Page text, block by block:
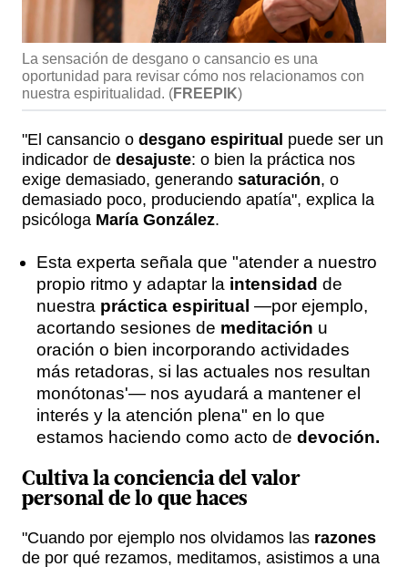
La sensación de desgano o cansancio es una
oportunidad para revisar cómo nos relacionamos con
nuestra espiritualidad. (FREEPIK)
"El cansancio o desgano espiritual puede ser un
indicador de desajuste: o bien la práctica nos
exige demasiado, generando saturación, o
demasiado poco, produciendo apatía", explica la
psicóloga María González.
Esta experta señala que "atender a nuestro
propio ritmo y adaptar la intensidad de
nuestra práctica espiritual —por ejemplo,
acortando sesiones de meditación u
oración o bien incorporando actividades
más retadoras, si las actuales nos resultan
monótonas'— nos ayudará a mantener el
interés y la atención plena" en lo que
estamos haciendo como acto de devoción.
Cultiva la conciencia del valor
personal de lo que haces
"Cuando por ejemplo nos olvidamos las razones
de por qué rezamos, meditamos, asistimos a una